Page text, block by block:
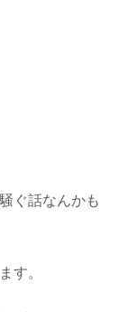
ぐ話なんかも
す。